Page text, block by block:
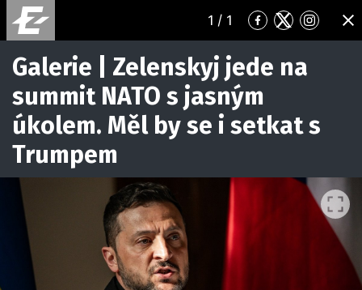
1 / 1
Přejít
na
Facebook
Přejít
na
Twitter
Přejít
na
Galerie | Zelenskyj jede na
summit NATO s jasným
úkolem. Měl by se i setkat s
Trumpem